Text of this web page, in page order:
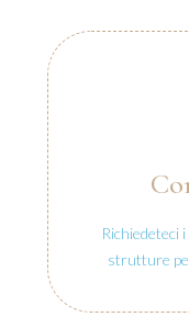
Richiedeteci
strutture